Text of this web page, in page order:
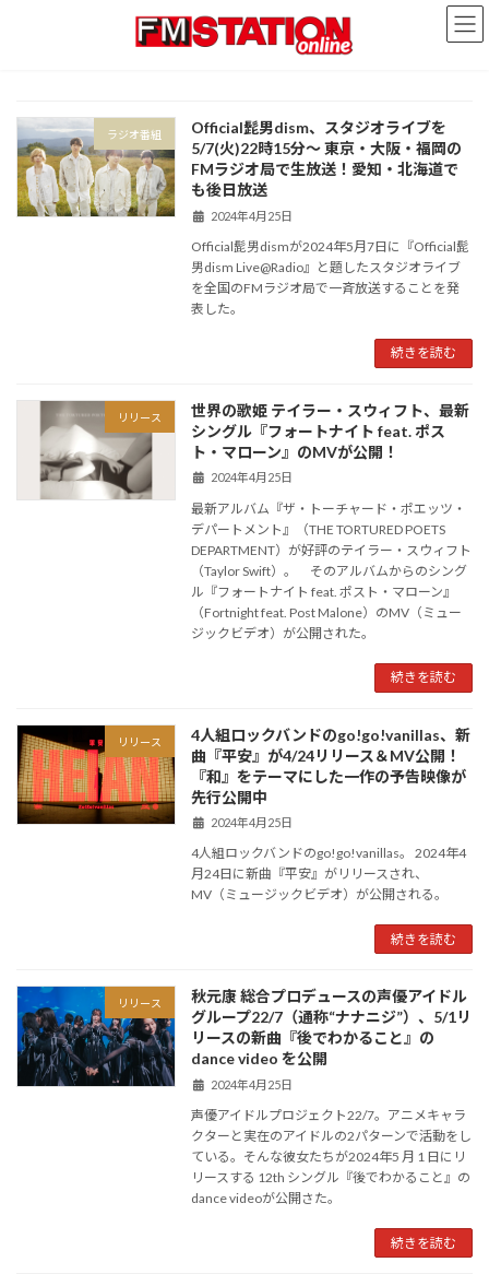
ラジオ番組
Official髭男dism、スタジオライブを
5/7(火)22時15分〜 東京・大阪・福岡の
FMラジオ局で生放送！愛知・北海道で
も後日放送
2024年4月25日
Official髭男dismが2024年5月7日に『Official髭
男dism Live@Radio』と題したスタジオライブ
を全国のFMラジオ局で一斉放送することを発
表した。
続きを読む
リリース
世界の歌姫 テイラー・スウィフト、最新
シングル『フォートナイト feat. ポス
ト・マローン』のMVが公開！
2024年4月25日
最新アルバム『ザ・トーチャード・ポエッツ・
デパートメント』（THE TORTURED POETS
DEPARTMENT）が好評のテイラー・スウィフト
（Taylor Swift）。 そのアルバムからのシング
ル『フォートナイト feat. ポスト・マローン』
（Fortnight feat. Post Malone）のMV（ミュー
ジックビデオ）が公開された。
続きを読む
リリース
4人組ロックバンドのgo!go!vanillas、新
曲『平安』が4/24リリース＆MV公開！
『和』をテーマにした一作の予告映像が
先行公開中
2024年4月25日
4人組ロックバンドのgo!go!vanillas。 2024年4
月24日に新曲『平安』がリリースされ、
MV（ミュージックビデオ）が公開される。
続きを読む
リリース
秋元康 総合プロデュースの声優アイドル
グループ22/7（通称“ナナニジ”）、5/1リ
リースの新曲『後でわかること』の
dance video を公開
2024年4月25日
声優アイドルプロジェクト22/7。アニメキャラ
クターと実在のアイドルの2パターンで活動をし
ている。そんな彼女たちが2024年5 月 1 日にリ
リースする 12th シングル『後でわかること』の
dance videoが公開さた。
続きを読む